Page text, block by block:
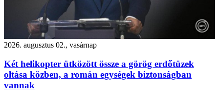
2026. augusztus 02., vasárnap
Két helikopter ütközött össze a görög erdőtüzek
oltása közben, a román egységek biztonságban
vannak